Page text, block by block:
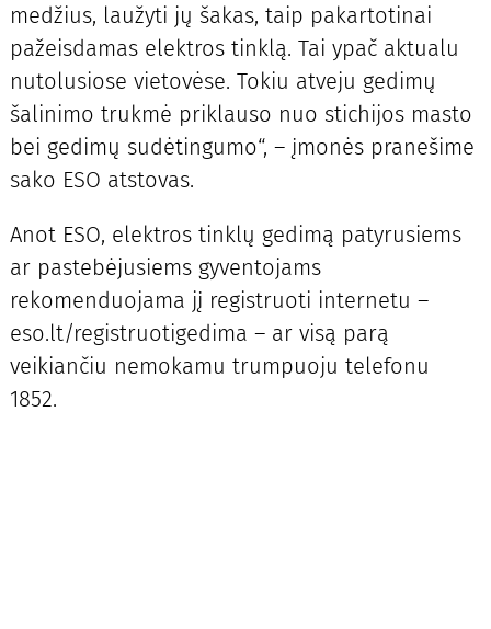
medžius, laužyti jų šakas, taip pakartotinai
pažeisdamas elektros tinklą. Tai ypač aktualu
nutolusiose vietovėse. Tokiu atveju gedimų
šalinimo trukmė priklauso nuo stichijos masto
bei gedimų sudėtingumo“, – įmonės pranešime
sako ESO atstovas.
Anot ESO, elektros tinklų gedimą patyrusiems
ar pastebėjusiems gyventojams
rekomenduojama jį registruoti internetu –
eso.lt/registruotigedima – ar visą parą
veikiančiu nemokamu trumpuoju telefonu
1852.